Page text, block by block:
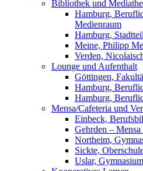
Bibliothek und
Hamburg,
Medienraum
Hamburg,
Meine, Philipp
Verden,
Lounge und Aufenthalt
Göttingen,
Hamburg,
Hamburg,
Mensa/Cafeteria und
Einbeck,
Gehrden –
Northeim,
Sickte,
Uslar, Gymnasium